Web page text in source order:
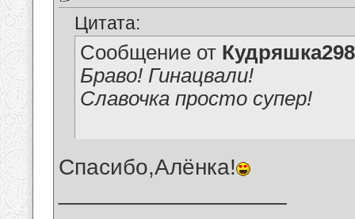
Цитата:
Сообщение от Кудряшка298
Браво! Гинацвали!
Славочка просто супер!
Спасибо,Алёнка!